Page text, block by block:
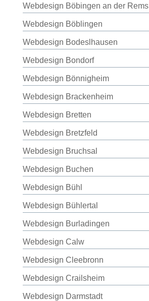
Webdesign Böbingen an der Rems
Webdesign Böblingen
Webdesign Bodeslhausen
Webdesign Bondorf
Webdesign Bönnigheim
Webdesign Brackenheim
Webdesign Bretten
Webdesign Bretzfeld
Webdesign Bruchsal
Webdesign Buchen
Webdesign Bühl
Webdesign Bühlertal
Webdesign Burladingen
Webdesign Calw
Webdesign Cleebronn
Webdesign Crailsheim
Webdesign Darmstadt